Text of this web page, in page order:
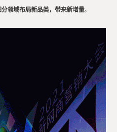
领域布局新品类，带来新增量。